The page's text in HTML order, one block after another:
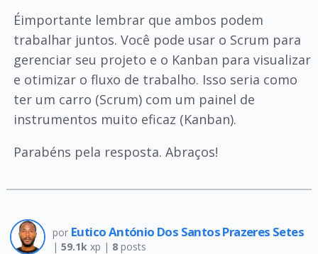
Éimportante lembrar que ambos podem
trabalhar juntos. Você pode usar o Scrum para
gerenciar seu projeto e o Kanban para visualizar
e otimizar o fluxo de trabalho. Isso seria como
ter um carro (Scrum) com um painel de
instrumentos muito eficaz (Kanban).
Parabéns pela resposta. Abraços!
por Eutico António Dos Santos Prazeres Setes
| 59.1kxp | 8posts